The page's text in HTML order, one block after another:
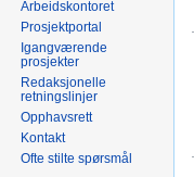
Arbeidskontoret
Prosjektportal
Igangværende
prosjekter
Redaksjonelle
retningslinjer
Opphavsrett
Kontakt
Ofte stilte spørsmål